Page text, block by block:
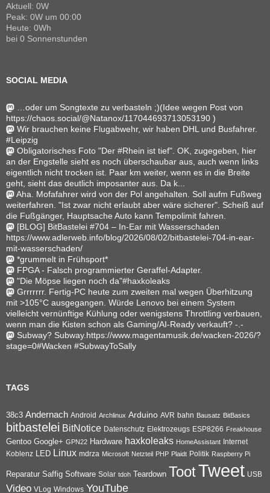
Aktuell: 0W
Peak: 0W um 00:00
Heute: 0Wh
bei 0 Sonnenstunden
SOCIAL MEDIA
…oder um Songtexte zu verbasteln ;)(Idee wegen Post von
https://chaos.social/@Natanox/117044693713053190 )
Wir brauchen keine Flugabwehr, wir haben DHL und Busfahrer.
#Leipzig
Obligatorisches Foto "Der #Rhein ist tief". OK, zugegeben, hier
an der Engstelle sieht es noch überschaubar aus, auch wenn links
eigentlich nicht trocken ist. Paar km weiter, wenn es in die Breite
geht, sieht das deutlich imposanter aus. Da k...
Aha. Mofafahrer wird von der Pol angehalten. Soll aufm Fußweg
weiterfahren. "Ist zwar nicht erlaubt aber wäre sicherer". Scheiß auf
die Fußgänger, Hauptsache Auto kann Tempolimit fahren.
[BLOG] BitBastelei #704 – In-Ear mit Wasserschaden
https://www.adlerweb.info/blog/2026/08/02/bitbastelei-704-in-ear-
mit-wasserschaden/
*grummelt in Frühsport*
FPGA - Falsch programmierter Geraffel-Adapter.
"Die Möpse liegen noch da"#haxkoleaks
Grrrrrrr. Fertig-PC heute zum zweiten mal wegen Überhitzung
mit >105°C ausgegangen. Würde Lenovo bei einem System
vielleicht vernünftige Kühlung oder wenigstens Throttling verbauen,
wenn man die Kisten schon als Gaming/AI-Ready verkauft? -.-
Subway? Subway.https://www.magentamusik.de/wacken-2026/?
stage=0#Wacken #SubwayToSally
TAGS
38c3 Andernach Android Archlinux Arduino AVR bahn Bausatz BitBasics
bitbastelei BitNotice Datenschutz Elektrozeugs ESP8266 Freakhouse
Gentoo Google+ GPN22 Hardware haxkoleaks HomeAssistant Internet
Koblenz LED Linux mdrza Microsoft Netzteil PHP Plaidt Politik Raspberry Pi
Reparatur Saffig Software Solar tdoh Teardown TootTweet USB
Video VLog Windows YouTube